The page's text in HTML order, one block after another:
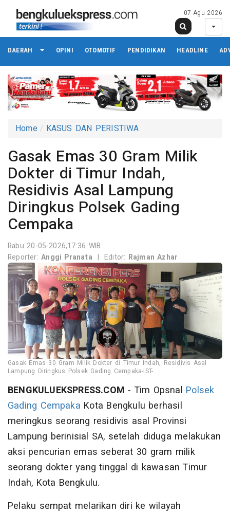
07 Agu 2026
DAERAH OPINI OTOMOTIF PENDIDIKAN HEADLINE
Home KASUS DAN PERISTIWA
Gasak Emas 30 Gram Milik
Dokter di Timur Indah,
Residivis Asal Lampung
Diringkus Polsek Gading
Cempaka
Rabu 20-05-2026,17:36 WIB
Reporter:Anggi Pranata | Editor: Rajman Azhar
Gasak Emas 30 Gram Milik Dokter di Timur Indah, Residivis Asal
Lampung Diringkus Polsek Gading Cempaka-IST-
BENGKULUEKSPRESS.COM - Tim Opsnal Polsek
Gading Cempaka Kota Bengkulu berhasil
meringkus seorang residivis asal Provinsi
Lampung berinisial SA, setelah diduga melakukan
aksi pencurian emas seberat 30 gram milik
seorang dokter yang tinggal di kawasan Timur
Indah, Kota Bengkulu.
Pelaku sempat melarikan diri ke wilayah